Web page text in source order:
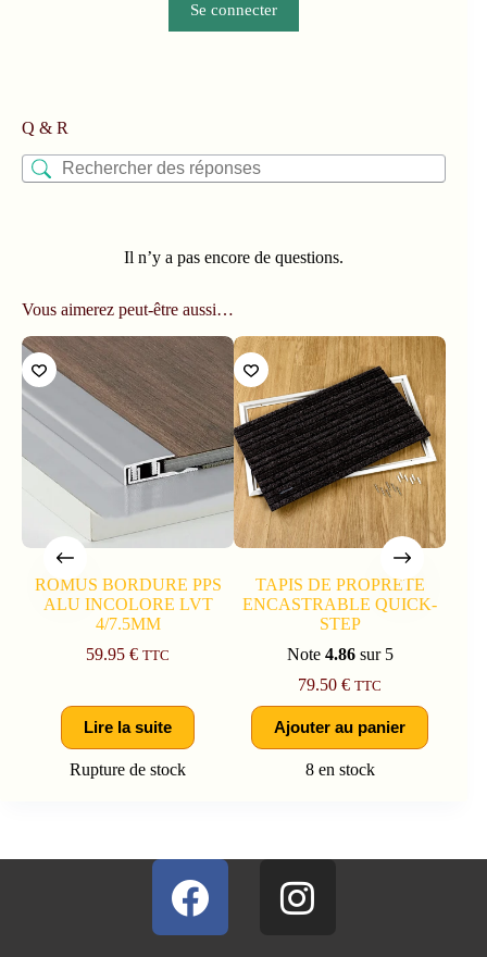
Se connecter
Q & R
Il n’y a pas encore de questions.
Vous aimerez peut-être aussi…
ROMUS BORDURE PPS
ALU INCOLORE LVT
4/7.5MM
59.95€ TTC
Lire la suite
Rupture de stock
TAPIS DE PROPRETE
ENCASTRABLE QUICK-
STEP
Note 4.86sur 5
79.50€ TTC
Ajouter au panier
8 en stock